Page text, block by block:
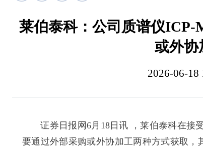
莱伯泰科：公司质谱仪ICP-
或外协
2026-06-
证券日报网6月18日讯 ，莱伯泰科在接受
要通过外部采购或外协加工两种方式获取